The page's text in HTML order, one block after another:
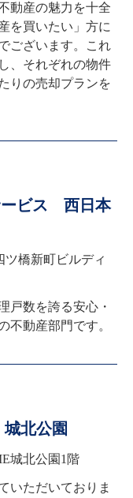
動産の魅力を十全
を買いたい」方に
ございます。これ
、それぞれの物件
りの売却プランを
ビス 西日本
ツ橋新町ビルディ
戸数を誇る安心・
北公園
城北公園1階
いただいておりま